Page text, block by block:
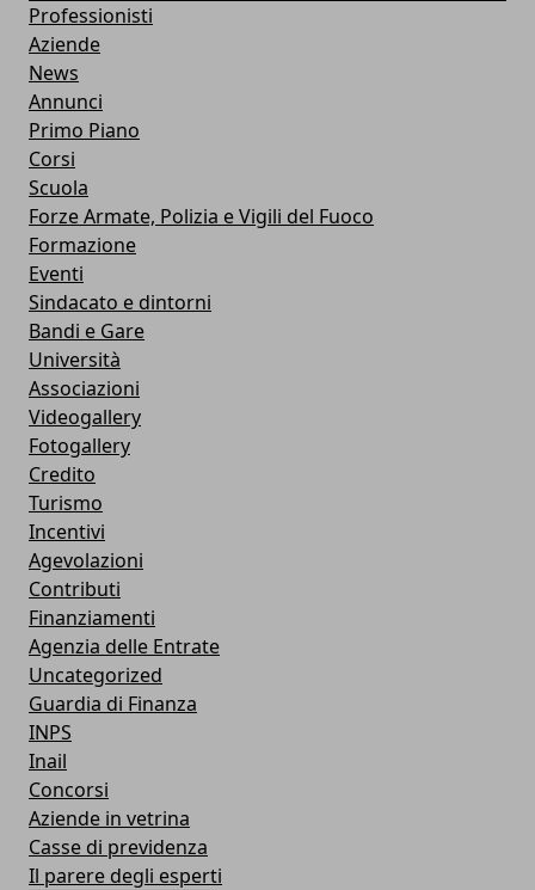
Professionisti
Aziende
News
Annunci
Primo Piano
Corsi
Scuola
Forze Armate, Polizia e Vigili del Fuoco
Formazione
Eventi
Sindacato e dintorni
Bandi e Gare
Università
Associazioni
Videogallery
Fotogallery
Credito
Turismo
Incentivi
Agevolazioni
Contributi
Finanziamenti
Agenzia delle Entrate
Uncategorized
Guardia di Finanza
INPS
Inail
Concorsi
Aziende in vetrina
Casse di previdenza
Il parere degli esperti